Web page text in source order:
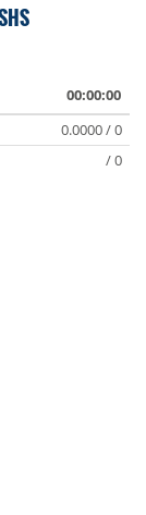
00:00:00
0.0000 / 0
/ 0